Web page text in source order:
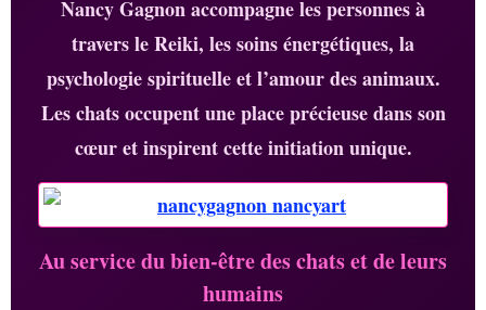
Nancy Gagnon accompagne les personnes à
travers le Reiki, les soins énergétiques, la
psychologie spirituelle et l’amour des animaux.
Les chats occupent une place précieuse dans son
cœur et inspirent cette initiation unique.
Au service du bien-être des chats et de leurs
humains